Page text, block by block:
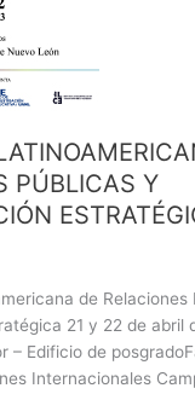
PÚBLICAS Y
de Relaciones
21 y 22 de abril
– Edificio de
Internacionales